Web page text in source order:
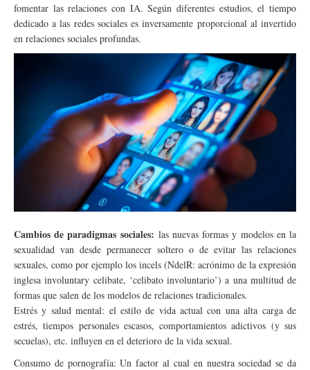
fomentar las relaciones con IA. Según diferentes estudios, el tiempo
dedicado a las redes sociales es inversamente proporcional al invertido
en relaciones sociales profundas.
Cambios de paradigmas sociales: las nuevas formas y modelos en la
sexualidad van desde permanecer soltero o de evitar las relaciones
sexuales, como por ejemplo los incels (NdelR: acrónimo de la expresión
inglesa involuntary celibate, ‘celibato involuntario’) a una multitud de
formas que salen de los modelos de relaciones tradicionales.
Estrés y salud mental: el estilo de vida actual con una alta carga de
estrés, tiempos personales escasos, comportamientos adictivos (y sus
secuelas), etc. influyen en el deterioro de la vida sexual.
Consumo de pornografía: Un factor al cual en nuestra sociedad se da